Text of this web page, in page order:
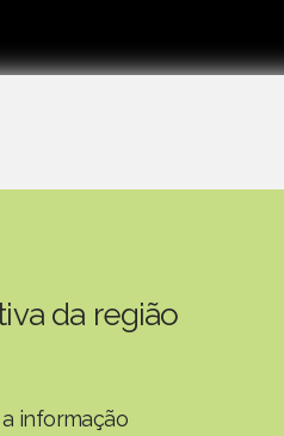
da região
informação